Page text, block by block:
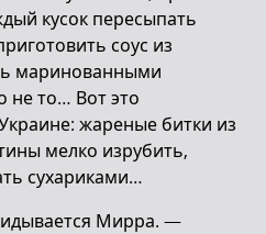
кусок пересыпать
соус из
маринованными
то… Вот это
жареные битки из
мелко изрубить,
сухариками…
Мирра. —